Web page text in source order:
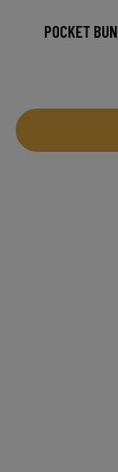
POCKET